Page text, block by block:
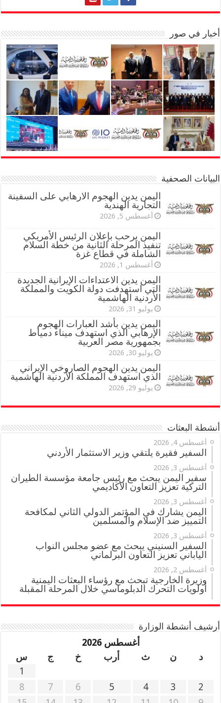
أخبار في صور
البيانات الصحفية
اليمن يدين الهجوم الارهابي على السفينة
التجارية الهندية
أغسطس 5, 2026
اليمن يرحب بإعلان الرئيس الأمريكي
تنفيذ المرحلة الثانية من خطة السلام
الشاملة في قطاع غزة
أغسطس 1, 2026
اليمن يدين الاعتداءات الإيرانية الجديدة
التي استهدفت دولة الكويت والمملكة
الأردنية الهاشمية
يوليو 31, 2026
اليمن يدين بأشد العبارات الهجوم
الإرهابي الذي استهدف ميناء دمياط
بجمهورية مصر العربية
يوليو 30, 2026
اليمن يدين الهجوم الصاروخي الإيراني
الذي استهدف المملكة الأردنية الهاشمية
يوليو 29, 2026
أنشطة البعثات
أغسطس 4, 2026
السفير فقيرة يلتقي وزير الاستثمار الأردني
أغسطس 3, 2026
سفير اليمن يبحث مع رئيس جامعة مؤسسة الطيران
التركية تعزيز التعاون الأكاديمي
أغسطس 3, 2026
اليمن يشارك في المؤتمر الدولي الثاني لمكافحة
التمييز ضد الإسلام والمسلمين
أغسطس 3, 2026
السفير السنيني يبحث مع عضو مجلس النواب
الياباني تعزيز التعاون البرلماني
أغسطس 2, 2026
وزيرة الخارجية تبحث مع رؤساء البعثات اليمنية
أولويات التحرك الدبلوماسي خلال المرحلة المقبلة
أرشيف أنشطة الوزارة
أغسطس 2026
د
ن ث أرب خ ج
س
1
2
3
4
5
6
7
8